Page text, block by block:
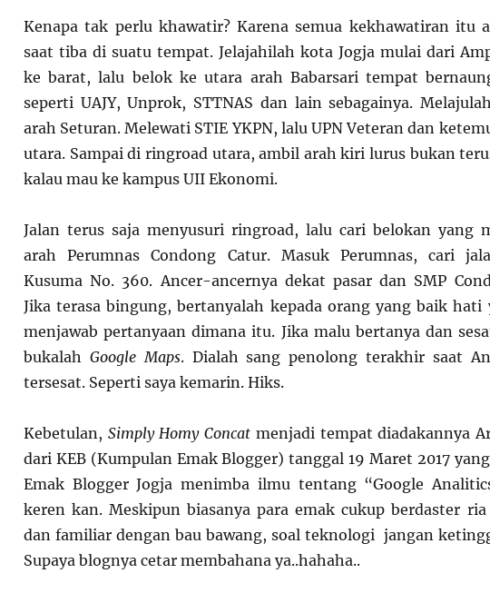
Kenapa tak perlu khawatir? Karena semua kekhawatiran itu
saat tiba di suatu tempat. Jelajahilah kota Jogja mulai dari
ke barat, lalu belok ke utara arah Babarsari tempat
seperti UAJY, Unprok, STTNAS dan lain sebagainya.
arah Seturan. Melewati STIE YKPN, lalu UPN Veteran dan
utara. Sampai di ringroad utara, ambil arah kiri lurus bukan
kalau mau ke kampus UII Ekonomi.
Jalan terus saja menyusuri ringroad, lalu cari belokan yang
arah Perumnas Condong Catur. Masuk Perumnas, cari
Kusuma No. 360. Ancer-ancernya dekat pasar dan SMP
Jika terasa bingung, bertanyalah kepada orang yang baik hati
menjawab pertanyaan dimana itu. Jika malu bertanya dan
bukalah Google Maps. Dialah sang penolong terakhir saat
tersesat. Seperti saya kemarin. Hiks.
Kebetulan, Simply Homy Concat menjadi tempat diadakannya
dari KEB (Kumpulan Emak Blogger) tanggal 19 Maret 2017
Emak Blogger Jogja menimba ilmu tentang “Google
keren kan. Meskipun biasanya para emak cukup berdaster
dan familiar dengan bau bawang, soal teknologi jangan
Supaya blognya cetar membahana ya..hahaha..